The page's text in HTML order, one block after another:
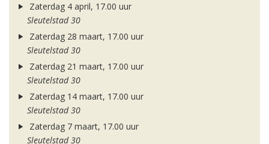
Zaterdag 4 april, 17.00 uur
Sleutelstad 30
Zaterdag 28 maart, 17.00 uur
Sleutelstad 30
Zaterdag 21 maart, 17.00 uur
Sleutelstad 30
Zaterdag 14 maart, 17.00 uur
Sleutelstad 30
Zaterdag 7 maart, 17.00 uur
Sleutelstad 30